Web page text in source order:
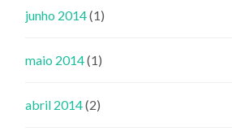
junho 2014(1)
maio 2014(1)
abril 2014(2)